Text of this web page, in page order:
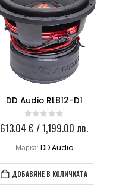
DD Audio RL812-D1
0 out of 5
613.04€ / 1,199.00 лв.
Марка: DD Audio
ДОБАВЯНЕ В КОЛИЧКАТА